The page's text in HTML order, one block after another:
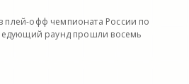
плей-офф чемпионата России по
раунд прошли восемь